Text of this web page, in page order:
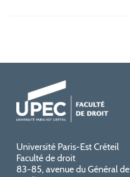
Université Paris-Est Créteil
Faculté de droit
83-85, avenue du Général de